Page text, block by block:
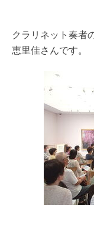
クラリネット奏者
恵里佳さんです。